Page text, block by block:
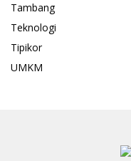
Tambang
Teknologi
Tipikor
UMKM